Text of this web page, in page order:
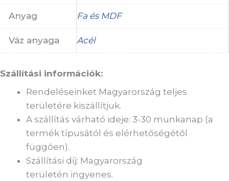
Anyag Fa és MDF
Váz anyaga Acél
Szállítási információk:
Rendeléseinket Magyarország teljes
területére kiszállítjuk.
A szállítás várható ideje: 3-30 munkanap (a
termék típusától és elérhetőségétől
függően).
Szállítási díj: Magyarország
területén ingyenes.